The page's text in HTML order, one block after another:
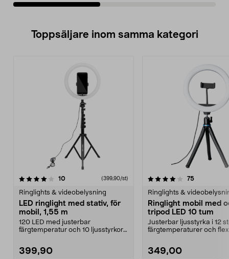
Toppsäljare inom samma kategori
10recensioner (399,90/st)
Ringlights & videobelysning
LED ringlight med stativ, för
mobil, 1,55 m
120 LED med justerbar
färgtemperatur och 10 ljusstyrkor
399,90
4.0 av 5 stjärnor 75recensioner
Ringlights &
Ringlight mobil med
tripod LED 10 tum
Justerbar ljusstyrka i 12
färgtemperaturer och
349,00
5.0 av 5 stjärnor